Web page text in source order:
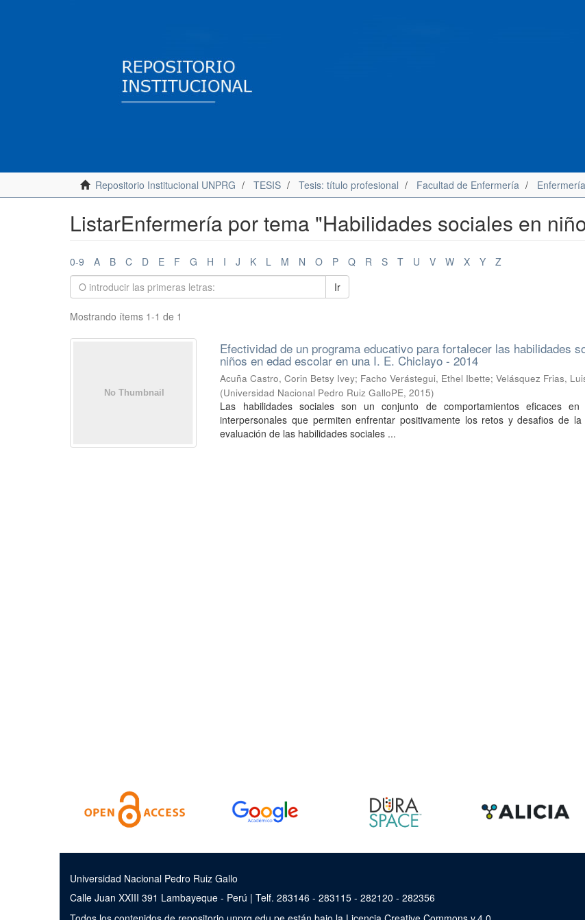
Repositorio Institucional UNPRG TESIS Tesis: título profesional Facultad de Enfermería Enfermería
ListarEnfermería por tema "Habilidades sociales en
0-9 A B C D E F G H I J K L M N O P Q R S T U V W X Y
Z
Ir
Mostrando ítems 1-1 de 1
Efectividad de un programa educativo para fortalecer las habilidades
niños en edad escolar en una I. E. Chiclayo - 2014
Acuña Castro, Corin Betsy Ivey; Facho Verástegui, Ethel Ibette;Velásquez Frias,
(Universidad Nacional Pedro Ruiz GalloPE,2015)
Las habilidades sociales son un conjunto de comportamientos eficaces en
interpersonales que permiten enfrentar positivamente los retos y desafios de
evaluación de las habilidades sociales ...
Universidad Nacional Pedro Ruiz Gallo
Calle Juan XXIII 391 Lambayeque - Perú | Telf. 283146 - 283115 - 282120 - 282356